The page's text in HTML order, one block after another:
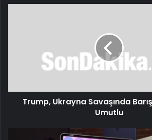
Trump, Ukrayna Savaşında
Umutlu